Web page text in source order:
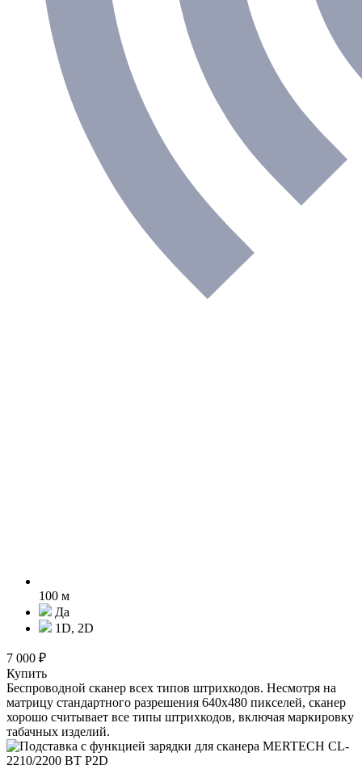
100 м
Да
1D, 2D
7 000 ₽
Купить
Беспроводной сканер всех типов штрихкодов. Несмотря на
матрицу стандартного разрешения 640х480 пикселей, сканер
хорошо считывает все типы штрихкодов, включая маркировку
табачных изделий.